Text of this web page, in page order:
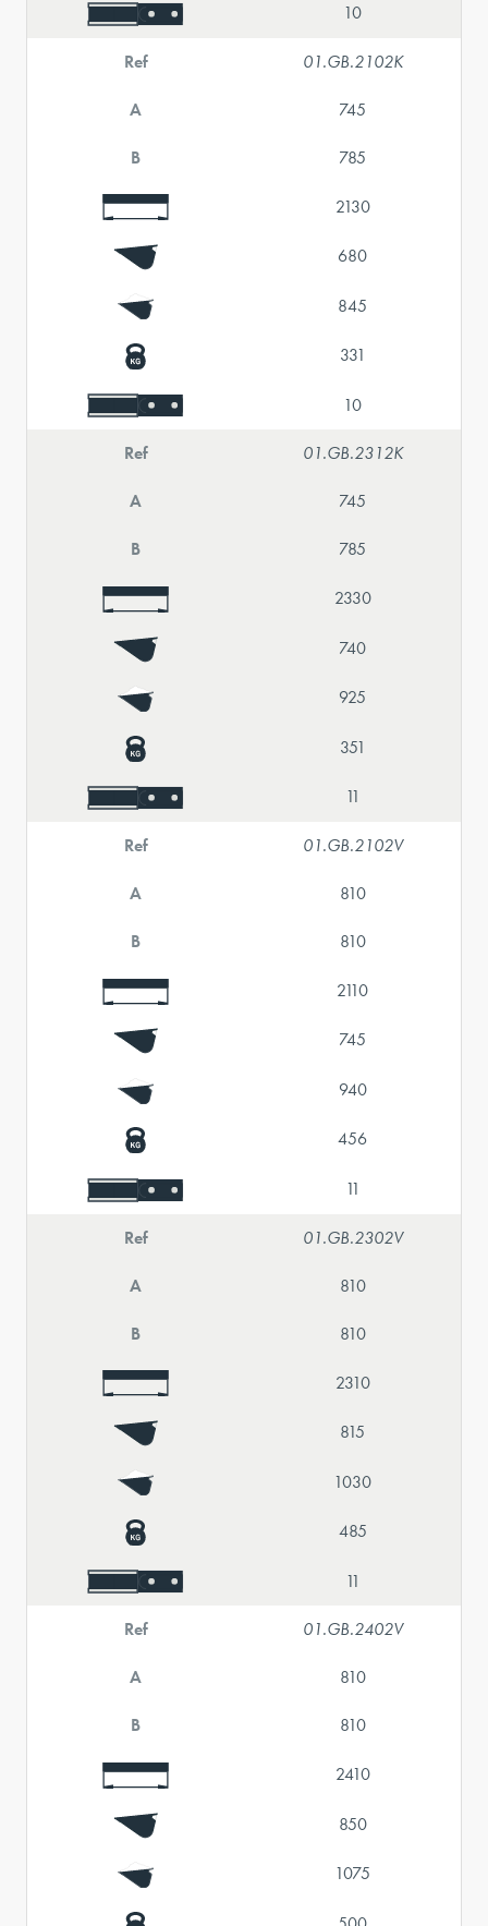
10
Ref 01.GB.2102K
A 745
B 785
2130
680
845
331
10
Ref 01.GB.2312K
A 745
B 785
2330
740
925
351
11
Ref 01.GB.2102V
A 810
B 810
2110
745
940
456
11
Ref 01.GB.2302V
A 810
B 810
2310
815
1030
485
11
Ref 01.GB.2402V
A 810
B 810
2410
850
1075